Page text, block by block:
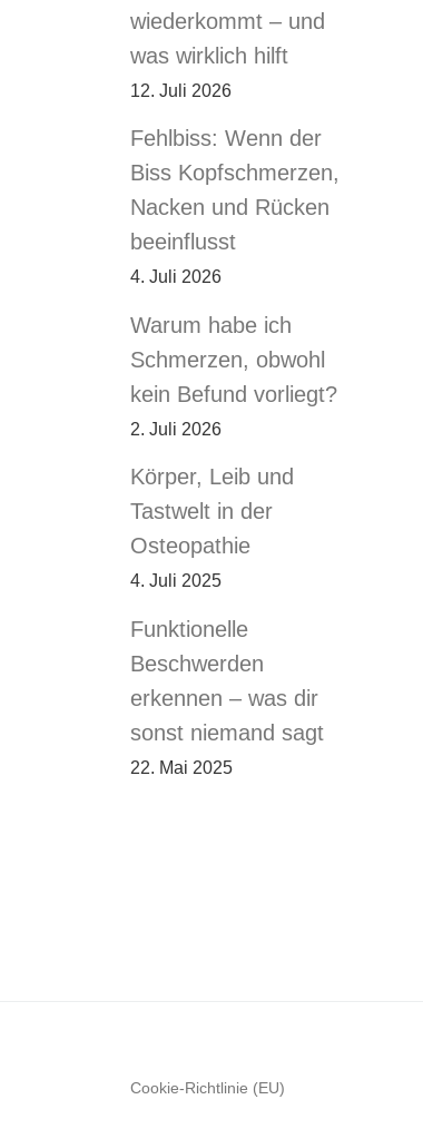
wiederkommt – und
was wirklich hilft
12. Juli 2026
Fehlbiss: Wenn der
Biss Kopfschmerzen,
Nacken und Rücken
beeinflusst
4. Juli 2026
Warum habe ich
Schmerzen, obwohl
kein Befund vorliegt?
2. Juli 2026
Körper, Leib und
Tastwelt in der
Osteopathie
4. Juli 2025
Funktionelle
Beschwerden
erkennen – was dir
sonst niemand sagt
22. Mai 2025
Cookie-Richtlinie (EU)